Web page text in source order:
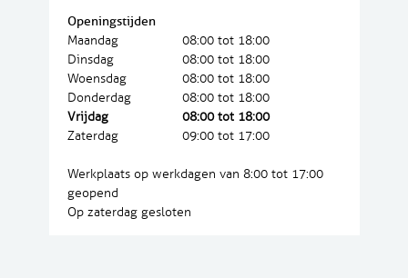
Openingstijden
Maandag
08:00 tot 18:00
Dinsdag
08:00 tot 18:00
Woensdag
08:00 tot 18:00
Donderdag
08:00 tot 18:00
Vrijdag
08:00 tot 18:00
Zaterdag
09:00 tot 17:00
Werkplaats op werkdagen van 8:00 tot 17:00
geopend
Op zaterdag gesloten